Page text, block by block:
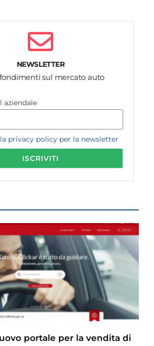
NEWSLETTER
sul mercato auto
aziendale
privacy policy per la newsletter
portale per la vendita di